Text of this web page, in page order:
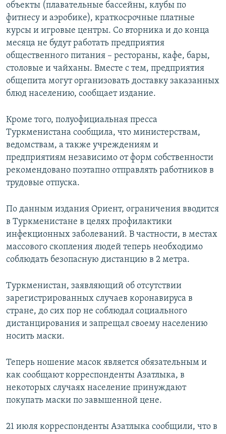
объекты (плавательные бассейны, клубы по
фитнесу и аэробике), краткосрочные платные
курсы и игровые центры. Со вторника и до конца
месяца не будут работать предприятия
общественного питания – рестораны, кафе, бары,
столовые и чайханы. Вместе с тем, предприятия
общепита могут организовать доставку заказанных
блюд населению, сообщает издание.
Кроме того, полуофициальная пресса
Туркменистана сообщила, что министерствам,
ведомствам, а также учреждениям и
предприятиям независимо от форм собственности
рекомендовано поэтапно отправлять работников в
трудовые отпуска.
По данным издания Ориент, ограничения вводится
в Туркменистане в целях профилактики
инфекционных заболеваний. В частности, в местах
массового скопления людей теперь необходимо
соблюдать безопасную дистанцию в 2 метра.
Туркменистан, заявляющий об отсутствии
зарегистрированных случаев коронавируса в
стране, до сих пор не соблюдал социального
дистанцирования и запрещал своему населению
носить маски.
Теперь ношение масок является обязательным и
как сообщают корреспонденты Азатлыка, в
некоторых случаях население принуждают
покупать маски по завышенной цене.
21 июля корреспонденты Азатлыка сообщили, что в